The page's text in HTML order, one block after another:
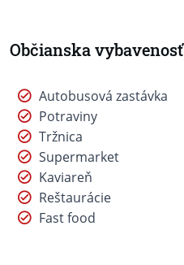
Občianska vybavenosť
Autobusová zastávka
Potraviny
Tržnica
Supermarket
Kaviareň
Reštaurácie
Fast food